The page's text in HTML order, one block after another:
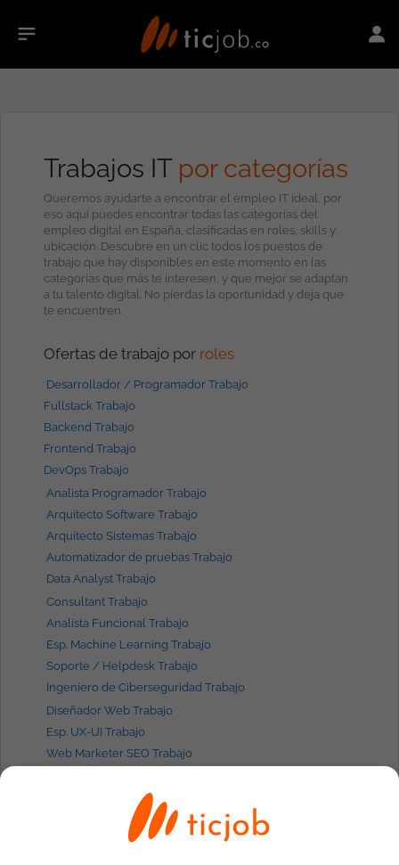
Trabajos IT por categorías
Queremos ayudarte a encontrar el empleo IT ideal, por
eso aquí puedes encontrar todas las categorías del
empleo digital en España, clasificadas en roles, skills y
ubicación. Descubre en un clic todos los puestos de
trabajo que hay disponibles en este momento en las
categorías que más te interesen, y que mejor se adaptan
a tu talento digital. No pierdas la oportunidad y deja que
te encuentren.
Ofertas de trabajo por roles
Desarrollador / Programador Trabajo
Fullstack Trabajo
Backend Trabajo
Frontend Trabajo
DevOps Trabajo
Analista Programador Trabajo
Arquitecto Software Trabajo
Arquitecto Sistemas Trabajo
Automatizador de pruebas Trabajo
Data Analyst Trabajo
Consultant Trabajo
Analista Funcional Trabajo
Esp. Machine Learning Trabajo
Soporte / Helpdesk Trabajo
Ingeniero de Ciberseguridad Trabajo
Diseñador Web Trabajo
Esp. UX-UI Trabajo
Web Marketer SEO Trabajo
Agile Coach Trabajo
Ofertas de trabajo por perfiles